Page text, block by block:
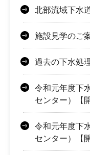
北部流域下水
施設見学のご
過去の下水処
令和元年度下
センター）【
令和元年度下
センター）【